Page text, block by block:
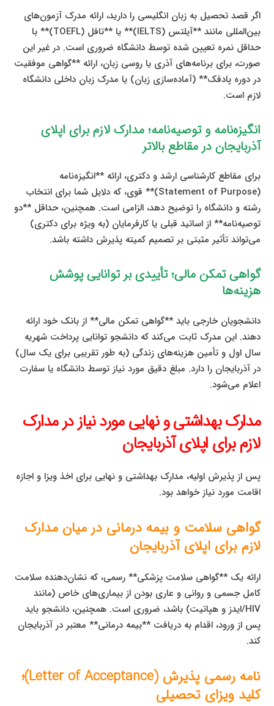
اگر قصد تحصیل به زبان انگلیسی را دارید، ارائه مدرک آزمون‌های
بین‌المللی مانند **آیلتس (IELTS)** یا **تافل (TOEFL)** با
حداقل نمره تعیین شده توسط دانشگاه ضروری است. در غیر این
صورت، برای برنامه‌های آذری یا روسی زبان، ارائه **گواهی موفقیت
در دوره پادفک** (آماده‌سازی زبان) یا مدرک زبان داخلی دانشگاه
لازم است.
انگیزه‌نامه و توصیه‌نامه؛ مدارک لازم برای اپلای
آذربایجان در مقاطع بالاتر
برای مقاطع کارشناسی ارشد و دکتری، ارائه **انگیزه‌نامه
(Statement of Purpose)** قوی، که دلایل شما برای انتخاب
رشته و دانشگاه را توضیح دهد، الزامی است. همچنین، حداقل **دو
توصیه‌نامه** از اساتید قبلی یا کارفرمایان (به ویژه برای دکتری)
می‌تواند تأثیر مثبتی بر تصمیم کمیته پذیرش داشته باشد.
گواهی تمکن مالی؛ تأییدی بر توانایی پوشش
هزینه‌ها
دانشجویان خارجی باید **گواهی تمکن مالی** از بانک خود ارائه
دهند. این مدرک ثابت می‌کند که دانشجو توانایی پرداخت شهریه
سال اول و تأمین هزینه‌های زندگی (به طور تقریبی برای یک سال)
در آذربایجان را دارد. مبلغ دقیق مورد نیاز توسط دانشگاه یا سفارت
اعلام می‌شود.
مدارک بهداشتی و نهایی مورد نیاز در مدارک
لازم برای اپلای آذربایجان
پس از پذیرش اولیه، مدارک بهداشتی و نهایی برای اخذ ویزا و اجازه
اقامت مورد نیاز خواهد بود.
گواهی سلامت و بیمه درمانی در میان مدارک
لازم برای اپلای آذربایجان
ارائه یک **گواهی سلامت پزشکی** رسمی، که نشان‌دهنده سلامت
کامل جسمی و روانی و عاری بودن از بیماری‌های خاص (مانند
HIV/ایدز و هپاتیت) باشد، ضروری است. همچنین، دانشجو باید
پس از ورود، اقدام به دریافت **بیمه درمانی** معتبر در آذربایجان
کند.
نامه رسمی پذیرش (Letter of Acceptance)؛
کلید ویزای تحصیلی